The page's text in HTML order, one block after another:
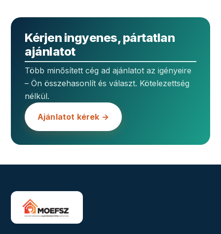
Kérjen ingyenes, pártatlan
ajánlatot
Több minősített cég ad ajánlatot az igényeire
– Ön összehasonlít és választ. Kötelezettség
nélkül.
Ajánlatot kérek →